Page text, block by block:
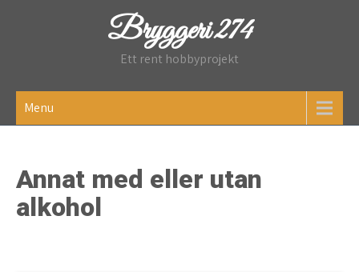
Bryggeri 274
Ett rent hobbyprojekt
Menu
Annat med eller utan
alkohol